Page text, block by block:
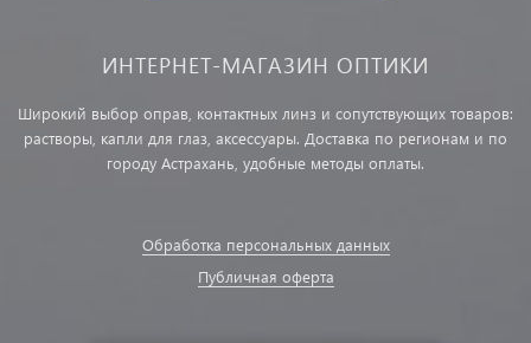
ИНТЕРНЕТ-МАГАЗИН ОПТИКИ
Широкий выбор оправ, контактных линз и сопутствующих товаров:
растворы, капли для глаз, аксессуары. Доставка по регионам и по
городу Астрахань, удобные методы оплаты.
Обработка персональных данных
Публичная оферта